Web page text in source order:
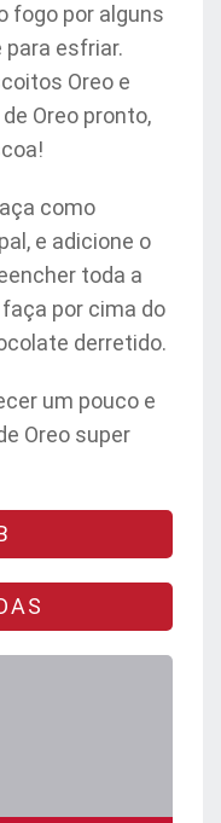
fogo por alguns
para esfriar.
Oreo e
Oreo pronto,
como
e adicione o
toda a
por cima do
derretido.
um pouco e
Oreo super